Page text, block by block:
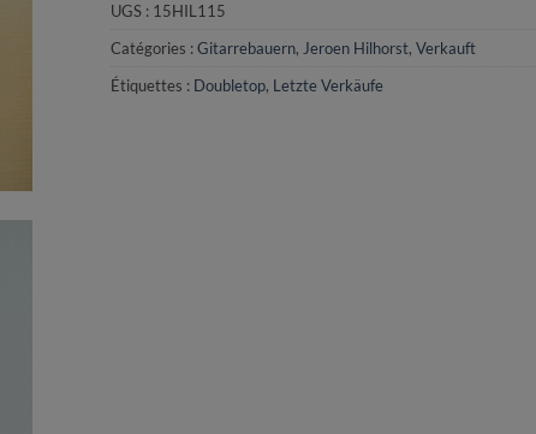
UGS : 15HIL115
Catégories :Gitarrebauern, Jeroen Hilhorst, Verkauft
Étiquettes : Doubletop, Letzte Verkäufe